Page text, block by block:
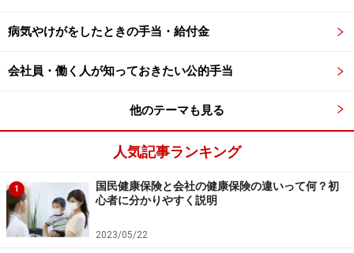
病気やけがをしたときの手当・給付金
会社員・働く人が知っておきたい公的手当
他のテーマも見る
人気記事ランキング
1
国民健康保険と会社の健康保険の違いって何？初
心者に分かりやすく説明
2023/05/22